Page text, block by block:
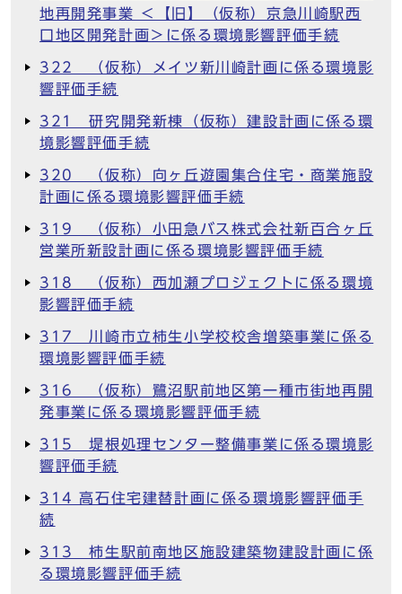
地再開発事業 ＜【旧】（仮称）京急川崎駅西
口地区開発計画＞に係る環境影響評価手続
322 （仮称）メイツ新川崎計画に係る環境影
響評価手続
321 研究開発新棟（仮称）建設計画に係る環
境影響評価手続
320 （仮称）向ヶ丘遊園集合住宅・商業施設
計画に係る環境影響評価手続
319 （仮称）小田急バス株式会社新百合ヶ丘
営業所新設計画に係る環境影響評価手続
318 （仮称）西加瀬プロジェクトに係る環境
影響評価手続
317 川崎市立柿生小学校校舎増築事業に係る
環境影響評価手続
316 （仮称）鷺沼駅前地区第一種市街地再開
発事業に係る環境影響評価手続
315 堤根処理センター整備事業に係る環境影
響評価手続
314 高石住宅建替計画に係る環境影響評価手
続
313 柿生駅前南地区施設建築物建設計画に係
る環境影響評価手続